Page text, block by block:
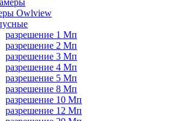
Owlview
разрешение 1 Мп
разрешение 2 Мп
разрешение 3 Мп
разрешение 4 Мп
разрешение 5 Мп
разрешение 8 Мп
разрешение 10 Мп
разрешение 12 Мп